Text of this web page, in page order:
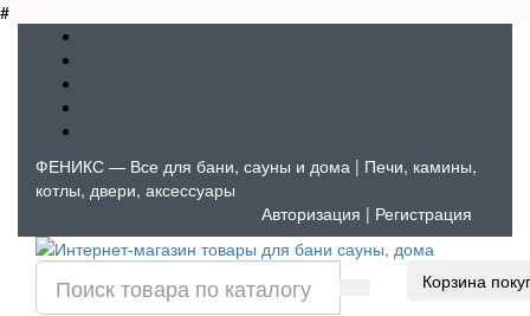
#
ФЕНИКС — Все для бани, сауны и дома | Печи, камины,
котлы, двери, аксессуары
Авторизация | Регистрация
Корзина